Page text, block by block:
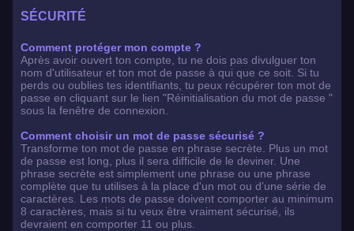
SÉCURITÉ
Comment protéger mon compte ?
Après avoir ouvert ton compte, tu ne dois pas divulguer ton
nom d'utilisateur et ton mot de passe à qui que ce soit. Si tu
perds ou oublies tes identifiants, tu peux récupérer ton mot de
passe en cliquant sur le lien "Réinitialisation du mot de passe "
sous la fenêtre de connexion.
Comment choisir un mot de passe sécurisé ?
Transforme ton mot de passe en phrase secrète. Plus un mot
de passe est long, plus il sera difficile de le deviner. Une
phrase secrète est simplement une phrase ou une phrase
complète que tu utilises à la place d'un mot ou d'une série de
caractères. Les mots de passe doivent comporter au minimum
8 caractères, mais si tu veux être vraiment sécurisé, ils
devraient en comporter 11 ou plus.